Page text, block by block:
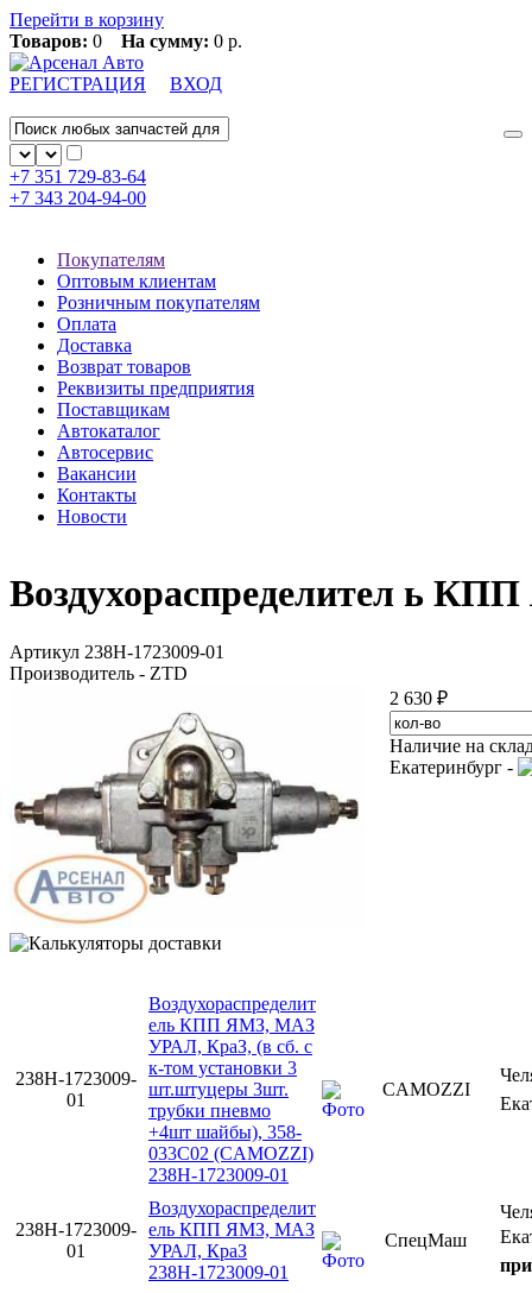
Перейти в корзину
Товаров: 0 На сумму: 0 р.
РЕГИСТРАЦИЯ ВХОД
+7 351 729-83-64
+7 343 204-94-00
Покупателям
Оптовым клиентам
Розничным покупателям
Оплата
Доставка
Возврат товаров
Реквизиты предприятия
Поставщикам
Автокаталог
Автосервис
Вакансии
Контакты
Новости
Воздухораспределител ь
Артикул 238Н-1723009-01
Производитель - ZTD
2 630 ₽
Наличие на
Екатеринбург -
238Н-1723009-
01
Воздухораспределит
ель КПП ЯМЗ, МАЗ
УРАЛ, КраЗ, (в сб. с
к-том установки 3
шт.штуцеры 3шт.
трубки пневмо
+4шт шайбы), 358-
033С02 (CAMOZZI)
238Н-1723009-01
CAMOZZI
238Н-1723009-
01
Воздухораспределит
ель КПП ЯМЗ, МАЗ
УРАЛ, КраЗ
238Н-1723009-01
СпецМаш